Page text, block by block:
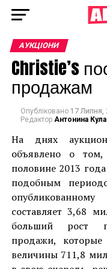
АУКЦІОНИ
Christie’s
продажам
Опубліковано 17 Липня,
Редактор Антонина
На днях
объявлено о
половине 2013
подобным
составляет 3,68
больший рост
продажи,
величины 711,8